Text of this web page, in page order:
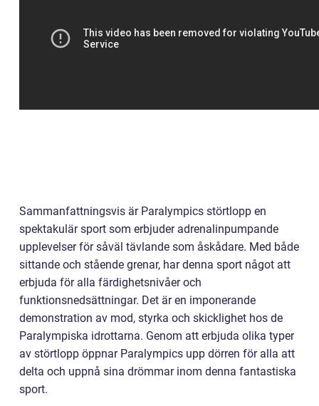
Sammanfattningsvis är Paralympics störtlopp en
spektakulär sport som erbjuder adrenalinpumpande
upplevelser för såväl tävlande som åskådare. Med både
sittande och stående grenar, har denna sport något att
erbjuda för alla färdighetsnivåer och
funktionsnedsättningar. Det är en imponerande
demonstration av mod, styrka och skicklighet hos de
Paralympiska idrottarna. Genom att erbjuda olika typer
av störtlopp öppnar Paralympics upp dörren för alla att
delta och uppnå sina drömmar inom denna fantastiska
sport.